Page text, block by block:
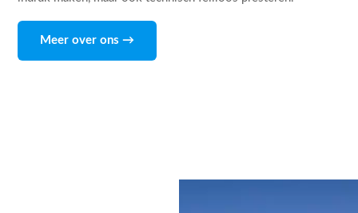
Meer over ons →